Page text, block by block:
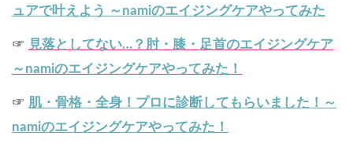
ュアで叶えよう ～namiのエイジングケアやってみた
☞ 見落としてない…？肘・膝・足首のエイジングケア
～namiのエイジングケアやってみた！
☞ 肌・骨格・全身！プロに診断してもらいました！～
namiのエイジングケアやってみた！